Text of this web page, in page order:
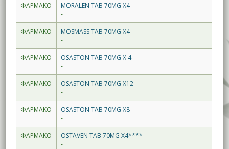
ΦΑΡΜΑΚΟ
MORALEN TAB 70MG X4
-
ΦΑΡΜΑΚΟ
MOSMASS TAB 70MG X4
-
ΦΑΡΜΑΚΟ
OSASTON TAB 70MG X 4
-
ΦΑΡΜΑΚΟ
OSASTON TAB 70MG X12
-
ΦΑΡΜΑΚΟ
OSASTON TAB 70MG X8
-
ΦΑΡΜΑΚΟ
OSTAVEN TAB 70MG X4****
-